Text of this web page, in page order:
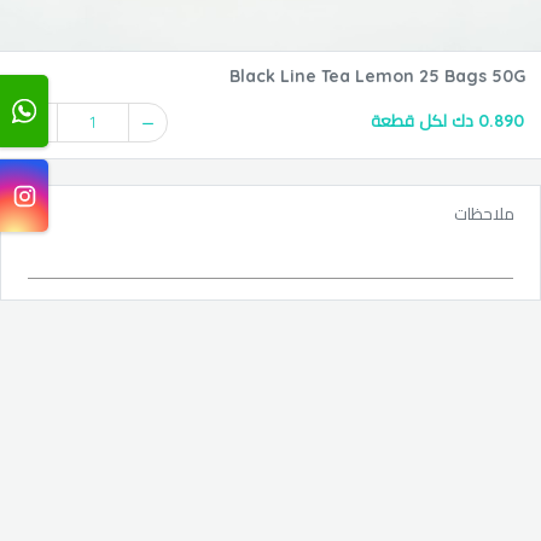
Black Line Tea Lemon 25 Bags 50G
0.890 دك لكل قطعة 1
ملاحظات